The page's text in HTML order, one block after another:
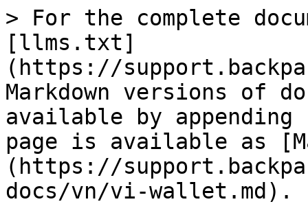
> For the complete
[llms.txt]
(https://
Markdown versions of
available by
page is available as
(https://
docs/vn/vi-wallet.md).